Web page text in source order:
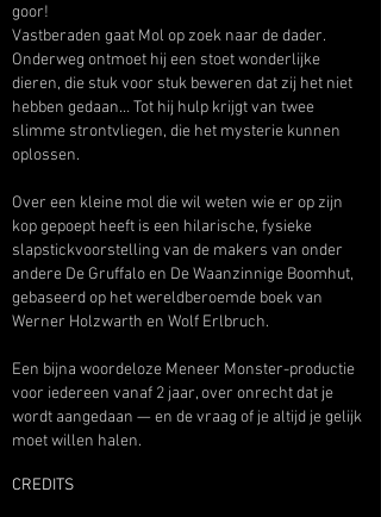
goor!
Vastberaden gaat Mol op zoek naar de dader.
Onderweg ontmoet hij een stoet wonderlijke
dieren, die stuk voor stuk beweren dat zij het niet
hebben gedaan… Tot hij hulp krijgt van twee
slimme strontvliegen, die het mysterie kunnen
oplossen.
Over een kleine mol die wil weten wie er op zijn
kop gepoept heeft is een hilarische, fysieke
slapstickvoorstelling van de makers van onder
andere De Gruffalo en De Waanzinnige Boomhut,
gebaseerd op het wereldberoemde boek van
Werner Holzwarth en Wolf Erlbruch.
Een bijna woordeloze Meneer Monster-productie
voor iedereen vanaf 2 jaar, over onrecht dat je
wordt aangedaan — en de vraag of je altijd je gelijk
moet willen halen.
CREDITS